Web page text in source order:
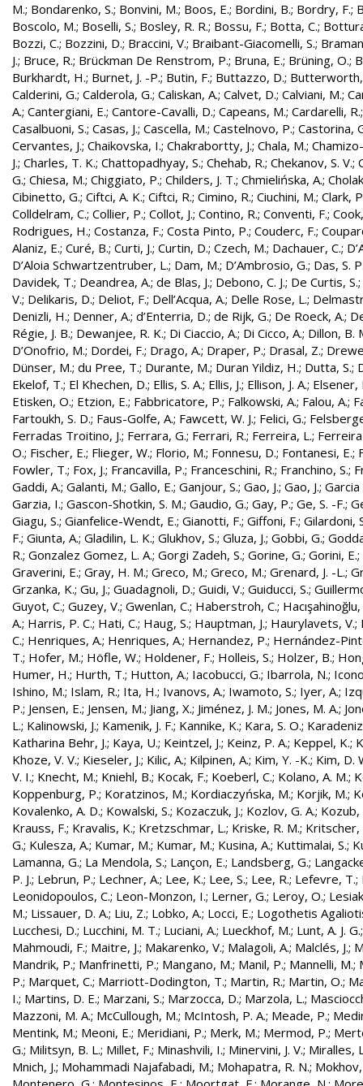
M.; Bondarenko, S.; Bonvini, M.; Boos, E.; Bordini, B.; Bordry, F.;
Boscolo, M.; Boselli, S.; Bosley, R. R.; Bossu, F.; Botta, C.;
Bozzi, C.; Bozzini, D.; Braccini, V.; Braibant-Giacomelli, S.;
J.; Bruce, R.; Brückman De Renstrom, P.; Bruna, E.; Brüning, O.;
Burkhardt, H.; Burnet, J. -P.; Butin, F.; Buttazzo, D.;
Calderini, G.; Calderola, G.; Caliskan, A.; Calvet, D.; Calviani, M.;
A.; Cantergiani, E.; Cantore-Cavalli, D.; Capeans, M.; Cardarelli, R.
Casalbuoni, S.; Casas, J.; Cascella, M.; Castelnovo, P.; Castorina,
Cervantes, J.; Chaikovska, I.; Chakrabortty, J.; Chala, M.;
J.; Charles, T. K.; Chattopadhyay, S.; Chehab, R.; Chekanov, S. V.;
G.; Chiesa, M.; Chiggiato, P.; Childers, J. T.; Chmielińska, A.;
Cibinetto, G.; Ciftci, A. K.; Ciftci, R.; Cimino, R.; Ciuchini, M.; Clark,
Colldelram, C.; Collier, P.; Collot, J.; Contino, R.; Conventi, F.;
Rodrigues, H.; Costanza, F.; Costa Pinto, P.; Couderc, F.;
Alaniz, E.; Curé, B.; Curti, J.; Curtin, D.; Czech, M.; Dachauer, C.;
D’Aloia Schwartzentruber, L.; Dam, M.; D’Ambrosio, G.; Das, S.
Davidek, T.; Deandrea, A.; de Blas, J.; Debono, C. J.; De Curtis, S.;
V.; Delikaris, D.; Deliot, F.; Dell’Acqua, A.; Delle Rose, L.;
Denizli, H.; Denner, A.; d’Enterria, D.; de Rijk, G.; De Roeck, A.;
Régie, J. B.; Dewanjee, R. K.; Di Ciaccio, A.; Di Cicco, A.; Dillon, B.
D’Onofrio, M.; Dordei, F.; Drago, A.; Draper, P.; Drasal, Z.;
Dünser, M.; du Pree, T.; Durante, M.; Duran Yildiz, H.; Dutta, S.;
Ekelof, T.; El Khechen, D.; Ellis, S. A.; Ellis, J.; Ellison, J. A.; Elsener,
Etisken, O.; Etzion, E.; Fabbricatore, P.; Falkowski, A.; Falou, A.;
Fartoukh, S. D.; Faus-Golfe, A.; Fawcett, W. J.; Felici, G.;
Ferradas Troitino, J.; Ferrara, G.; Ferrari, R.; Ferreira, L.;
O.; Fischer, E.; Flieger, W.; Florio, M.; Fonnesu, D.; Fontanesi, E.;
Fowler, T.; Fox, J.; Francavilla, P.; Franceschini, R.; Franchino, S.;
Gaddi, A.; Galanti, M.; Gallo, E.; Ganjour, S.; Gao, J.; Gao, J.; Garcia
Garzia, I.; Gascon-Shotkin, S. M.; Gaudio, G.; Gay, P.; Ge, S. -F.;
Giagu, S.; Gianfelice-Wendt, E.; Gianotti, F.; Giffoni, F.; Gilardoni,
F.; Giunta, A.; Gladilin, L. K.; Glukhov, S.; Gluza, J.; Gobbi, G.;
R.; Gonzalez Gomez, L. A.; Gorgi Zadeh, S.; Gorine, G.; Gorini, E.;
Graverini, E.; Gray, H. M.; Greco, M.; Greco, M.; Grenard, J. -L.;
Grzanka, K.; Gu, J.; Guadagnoli, D.; Guidi, V.; Guiducci, S.;
Guyot, C.; Guzey, V.; Gwenlan, C.; Haberstroh, C.;
A.; Harris, P. C.; Hati, C.; Haug, S.; Hauptman, J.; Haurylavets, V.;
C.; Henriques, A.; Henriques, A.; Hernandez, P.; Hernández-
T.; Hofer, M.; Höfle, W.; Holdener, F.; Holleis, S.; Holzer, B.;
Humer, H.; Hurth, T.; Hutton, A.; Iacobucci, G.; Ibarrola, N.;
Ishino, M.; Islam, R.; Ita, H.; Ivanovs, A.; Iwamoto, S.; Iyer, A.;
P.; Jensen, E.; Jensen, M.; Jiang, X.; Jiménez, J. M.; Jones, M. A.;
L.; Kalinowski, J.; Kamenik, J. F.; Kannike, K.; Kara, S. O.;
Katharina Behr, J.; Kaya, U.; Keintzel, J.; Keinz, P. A.; Keppel, K.;
Khoze, V. V.; Kieseler, J.; Kilic, A.; Kilpinen, A.; Kim, Y. -K.; Kim, D.
V. I.; Knecht, M.; Kniehl, B.; Kocak, F.; Koeberl, C.; Kolano, A. M.;
Koppenburg, P.; Koratzinos, M.; Kordiaczyńska, M.; Korjik, M.;
Kovalenko, A. D.; Kowalski, S.; Kozaczuk, J.; Kozlov, G. A.; Kozub,
Krauss, F.; Kravalis, K.; Kretzschmar, L.; Kriske, R. M.; Kritscher,
G.; Kulesza, A.; Kumar, M.; Kumar, M.; Kusina, A.; Kuttimalai, S.;
Lamanna, G.; La Mendola, S.; Lançon, E.; Landsberg, G.;
P. J.; Lebrun, P.; Lechner, A.; Lee, K.; Lee, S.; Lee, R.; Lefevre, T.;
Leonidopoulos, C.; Leon-Monzon, I.; Lerner, G.; Leroy, O.;
M.; Lissauer, D. A.; Liu, Z.; Lobko, A.; Locci, E.; Logothetis
Lucchesi, D.; Lucchini, M. T.; Luciani, A.; Lueckhof, M.; Lunt, A. J. G.
Mahmoudi, F.; Maitre, J.; Makarenko, V.; Malagoli, A.; Malclés, J.;
Mandrik, P.; Manfrinetti, P.; Mangano, M.; Manil, P.; Mannelli, M.;
P.; Marquet, C.; Marriott-Dodington, T.; Martin, R.; Martin, O.;
I.; Martins, D. E.; Marzani, S.; Marzocca, D.; Marzola, L.;
Mazzoni, M. A.; McCullough, M.; McIntosh, P. A.; Meade, P.;
Mentink, M.; Meoni, E.; Meridiani, P.; Merk, M.; Mermod, P.;
G.; Militsyn, B. L.; Millet, F.; Minashvili, I.; Minervini, J. V.; Miralles,
Mnich, J.; Mohammadi Najafabadi, M.; Mohapatra, R. N.;